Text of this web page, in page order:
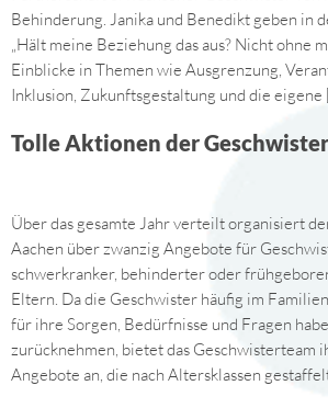
Behinderung. Janika und Benedikt geben in
„Hält meine Beziehung das aus? Nicht ohne
Einblicke in Themen wie Ausgrenzung,
Inklusion, Zukunftsgestaltung und die eigene
Tolle Aktionen der
Über das gesamte Jahr verteilt organisiert
Aachen über zwanzig Angebote für
schwerkranker, behinderter oder
Eltern. Da die Geschwister häufig im
für ihre Sorgen, Bedürfnisse und Fragen
zurücknehmen, bietet das Geschwisterteam
Angebote an, die nach Altersklassen